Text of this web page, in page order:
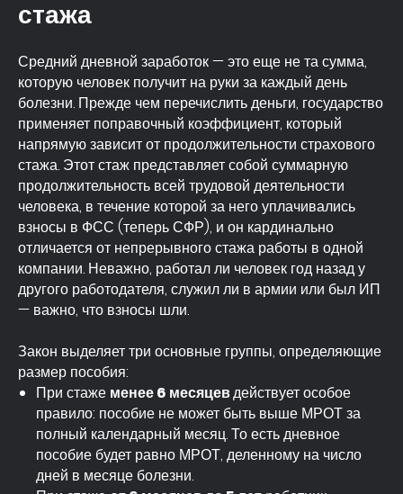
стажа
Средний дневной заработок — это еще не та сумма,
которую человек получит на руки за каждый день
болезни. Прежде чем перечислить деньги, государство
применяет поправочный коэффициент, который
напрямую зависит от продолжительности страхового
стажа. Этот стаж представляет собой суммарную
продолжительность всей трудовой деятельности
человека, в течение которой за него уплачивались
взносы в ФСС (теперь СФР), и он кардинально
отличается от непрерывного стажа работы в одной
компании. Неважно, работал ли человек год назад у
другого работодателя, служил ли в армии или был ИП
— важно, что взносы шли.
Закон выделяет три основные группы, определяющие
размер пособия:
При стаже менее 6 месяцевдействует особое
правило: пособие не может быть выше МРОТ за
полный календарный месяц. То есть дневное
пособие будет равно МРОТ, деленному на число
дней в месяце болезни.